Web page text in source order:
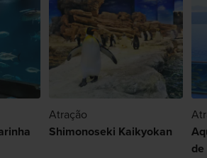
Atração
Shimonoseki Kaikyokan
de